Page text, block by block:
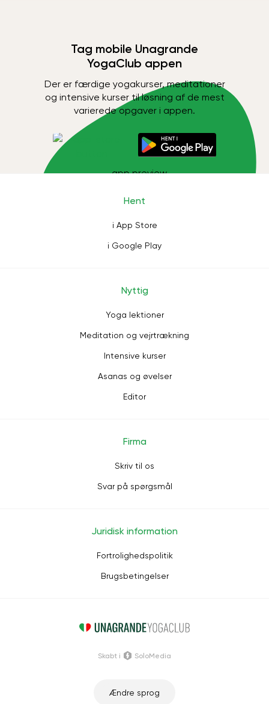
Tag mobile Unagrande
YogaClub appen
Der er færdige yogakurser, meditationer
og intensive kurser til løsning af de mest
varierede opgaver i appen.
Hent
i App Store
i Google Play
Nyttig
Yoga lektioner
Meditation og vejrtrækning
Intensive kurser
Asanas og øvelser
Editor
Firma
Skriv til os
Svar på spørgsmål
Juridisk information
Fortrolighedspolitik
Brugsbetingelser
Ændre sprog
Skabt i SoloMedia